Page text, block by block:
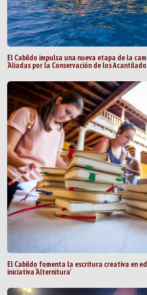
El Cabildo impulsa una nueva etapa de la
‘Aliadas por la Conservación de los
El Cabildo fomenta la escritura creativa en
iniciativa ‘Alternitura’